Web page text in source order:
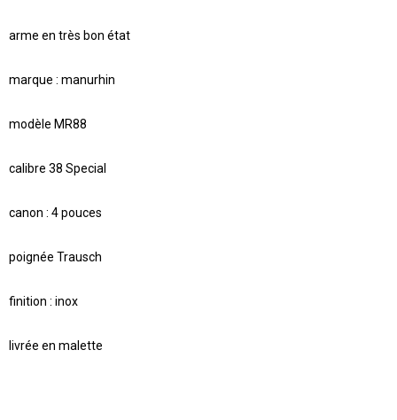
arme en très bon état
marque : manurhin
modèle MR88
calibre 38 Special
canon : 4 pouces
poignée Trausch
finition : inox
livrée en malette